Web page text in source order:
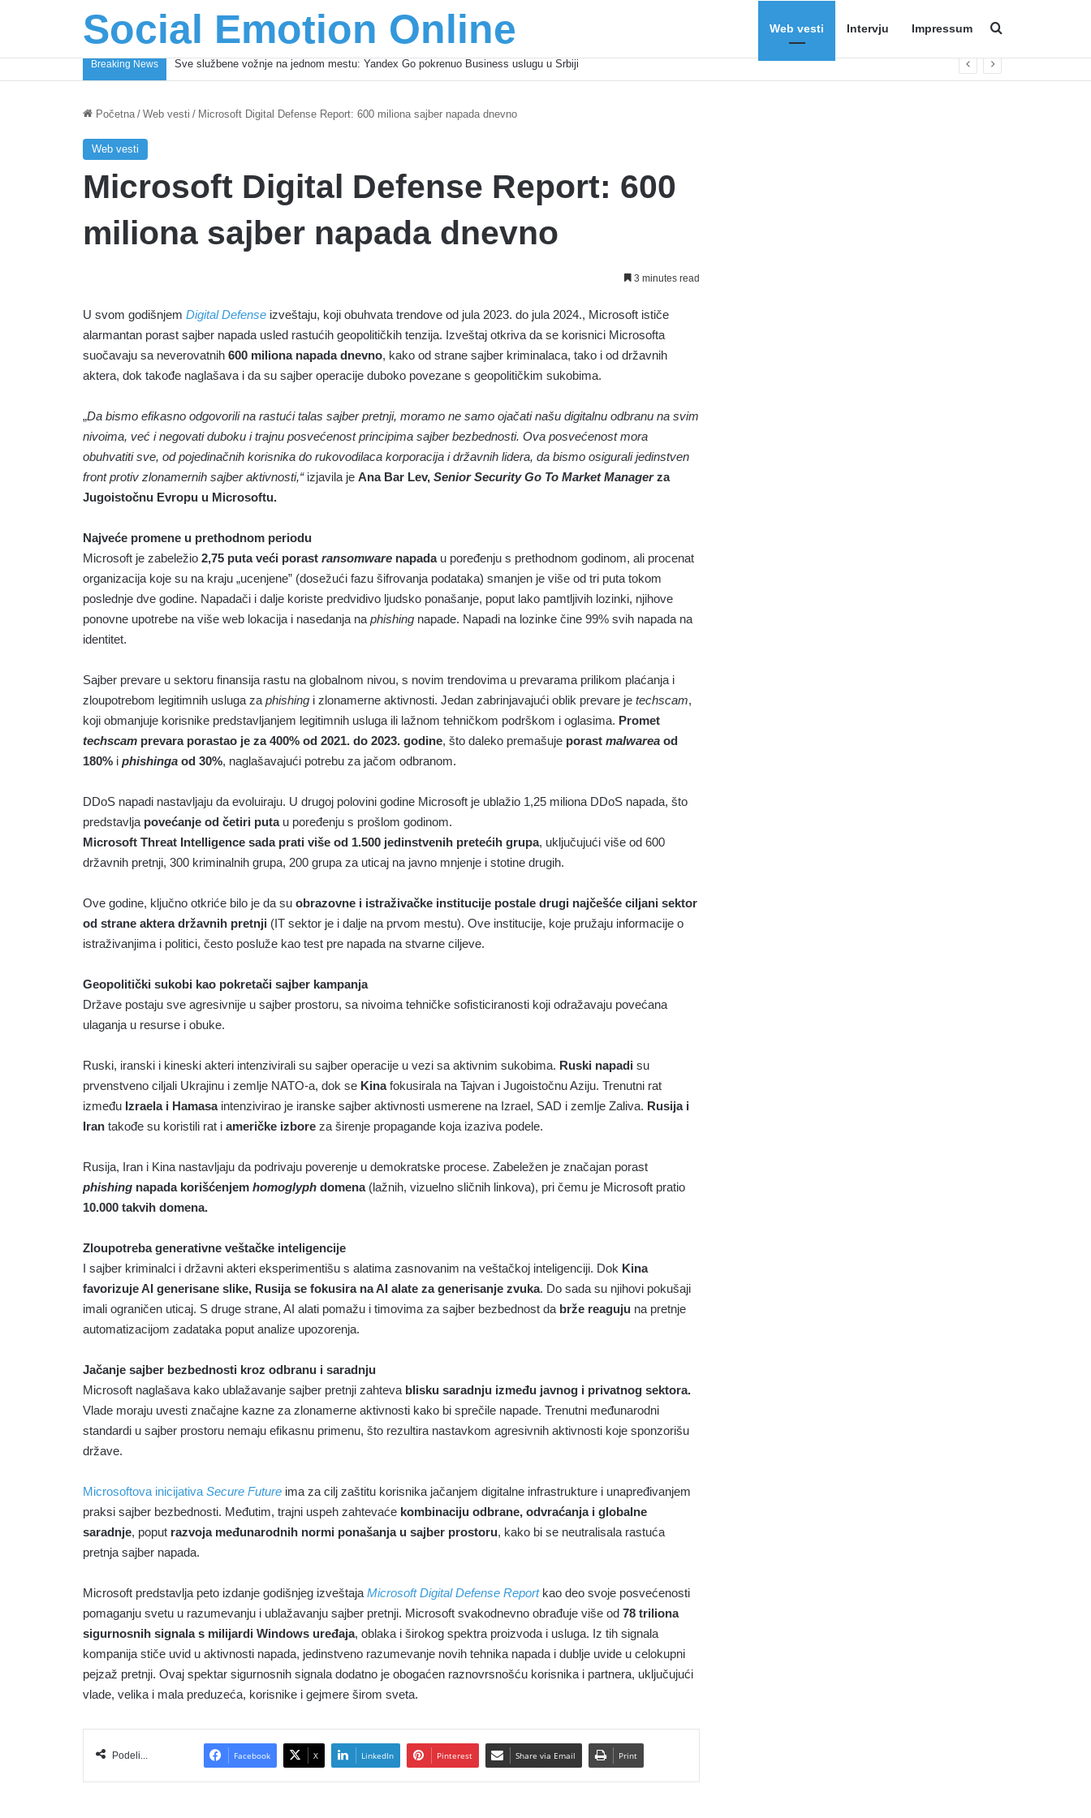
Social Emotion Online Web vesti Intervju Impressum
Breaking News Coca-Cola podrška mladima i Excel Grašić osnažuju mlade u regionu
Početna / Web vesti / Microsoft Digital Defense Report: 600 miliona sajber napada dnevno
Web vesti
Microsoft Digital Defense Report: 600
miliona sajber napada dnevno
3 minutes read
U svom godišnjem Digital Defense izveštaju, koji obuhvata trendove od jula 2023. do jula 2024., Microsoft ističe
alarmantan porast sajber napada usled rastućih geopolitičkih tenzija. Izveštaj otkriva da se korisnici Microsofta
suočavaju sa neverovatnih 600 miliona napada dnevno, kako od strane sajber kriminalaca, tako i od državnih
aktera, dok takođe naglašava i da su sajber operacije duboko povezane s geopolitičkim sukobima.
„Da bismo efikasno odgovorili na rastući talas sajber pretnji, moramo ne samo ojačati našu digitalnu odbranu na svim
nivoima, već i negovati duboku i trajnu posvećenost principima sajber bezbednosti. Ova posvećenost mora
obuhvatiti sve, od pojedinačnih korisnika do rukovodilaca korporacija i državnih lidera, da bismo osigurali jedinstven
front protiv zlonamernih sajber aktivnosti,“izjavila je Ana Bar Lev, Senior Security Go To Market Managerza
Jugoistočnu Evropu u Microsoftu.
Najveće promene u prethodnom periodu
Microsoft je zabeležio 2,75 puta veći porast ransomware napadau poređenju s prethodnom godinom, ali procenat
organizacija koje su na kraju „ucenjene” (dosežući fazu šifrovanja podataka) smanjen je više od tri puta tokom
poslednje dve godine. Napadači i dalje koriste predvidivo ljudsko ponašanje, poput lako pamtljivih lozinki, njihove
ponovne upotrebe na više web lokacija i nasedanja na phishing napade. Napadi na lozinke čine 99% svih napada na
identitet.
Sajber prevare u sektoru finansija rastu na globalnom nivou, s novim trendovima u prevarama prilikom plaćanja i
zloupotrebom legitimnih usluga za phishing i zlonamerne aktivnosti. Jedan zabrinjavajući oblik prevare je techscam,
koji obmanjuje korisnike predstavljanjem legitimnih usluga ili lažnom tehničkom podrškom i oglasima. Promet
techscam prevara porastao je za 400% od 2021. do 2023. godine, što daleko premašuje porast malwarea od
180% i phishinga od 30%, naglašavajući potrebu za jačom odbranom.
DDoS napadi nastavljaju da evoluiraju. U drugoj polovini godine Microsoft je ublažio 1,25 miliona DDoS napada, što
predstavlja povećanje od četiri putau poređenju s prošlom godinom.
Microsoft Threat Intelligence sada prati više od 1.500 jedinstvenih pretećih grupa, uključujući više od 600
državnih pretnji, 300 kriminalnih grupa, 200 grupa za uticaj na javno mnjenje i stotine drugih.
Ove godine, ključno otkriće bilo je da su obrazovne i istraživačke institucije postale drugi najčešće ciljani sektor
od strane aktera državnih pretnji (IT sektor je i dalje na prvom mestu). Ove institucije, koje pružaju informacije o
istraživanjima i politici, često posluže kao test pre napada na stvarne ciljeve.
Geopolitički sukobi kao pokretači sajber kampanja
Države postaju sve agresivnije u sajber prostoru, sa nivoima tehničke sofisticiranosti koji odražavaju povećana
ulaganja u resurse i obuke.
Ruski, iranski i kineski akteri intenzivirali su sajber operacije u vezi sa aktivnim sukobima. Ruski napadi su
prvenstveno ciljali Ukrajinu i zemlje NATO-a, dok se Kinafokusirala na Tajvan i Jugoistočnu Aziju. Trenutni rat
između Izraela i Hamasaintenzivirao je iranske sajber aktivnosti usmerene na Izrael, SAD i zemlje Zaliva. Rusija i
Iran takođe su koristili rat i američke izbore za širenje propagande koja izaziva podele.
Rusija, Iran i Kina nastavljaju da podrivaju poverenje u demokratske procese. Zabeležen je značajan porast
phishing napada korišćenjem homoglyph domena(lažnih, vizuelno sličnih linkova), pri čemu je Microsoft pratio
10.000 takvih domena.
Zloupotreba generativne veštačke inteligencije
I sajber kriminalci i državni akteri eksperimentišu s alatima zasnovanim na veštačkoj inteligenciji. Dok Kina
favorizuje AI generisane slike, Rusija se fokusira na AI alate za generisanje zvuka. Do sada su njihovi pokušaji
imali ograničen uticaj. S druge strane, AI alati pomažu i timovima za sajber bezbednost da brže reaguju na pretnje
automatizacijom zadataka poput analize upozorenja.
Jačanje sajber bezbednosti kroz odbranu i saradnju
Microsoft naglašava kako ublažavanje sajber pretnji zahteva blisku saradnju između javnog i privatnog sektora.
Vlade moraju uvesti značajne kazne za zlonamerne aktivnosti kako bi sprečile napade. Trenutni međunarodni
standardi u sajber prostoru nemaju efikasnu primenu, što rezultira nastavkom agresivnih aktivnosti koje sponzorišu
države.
Microsoftova inicijativa Secure Future ima za cilj zaštitu korisnika jačanjem digitalne infrastrukture i unapređivanjem
praksi sajber bezbednosti. Međutim, trajni uspeh zahtevaće kombinaciju odbrane, odvraćanja i globalne
saradnje, poput razvoja međunarodnih normi ponašanja u sajber prostoru, kako bi se neutralisala rastuća
pretnja sajber napada.
Microsoft predstavlja peto izdanje godišnjeg izveštaja Microsoft Digital Defense Reportkao deo svoje posvećenosti
pomaganju svetu u razumevanju i ublažavanju sajber pretnji. Microsoft svakodnevno obrađuje više od 78 triliona
sigurnosnih signala s milijardi Windows uređaja, oblaka i širokog spektra proizvoda i usluga. Iz tih signala
kompanija stiče uvid u aktivnosti napada, jedinstveno razumevanje novih tehnika napada i dublje uvide u celokupni
pejzaž pretnji. Ovaj spektar sigurnosnih signala dodatno je obogaćen raznovrsnošću korisnika i partnera, uključujući
vlade, velika i mala preduzeća, korisnike i gejmere širom sveta.
Podeli... Facebook X LinkedIn Pinterest Share via Email Print